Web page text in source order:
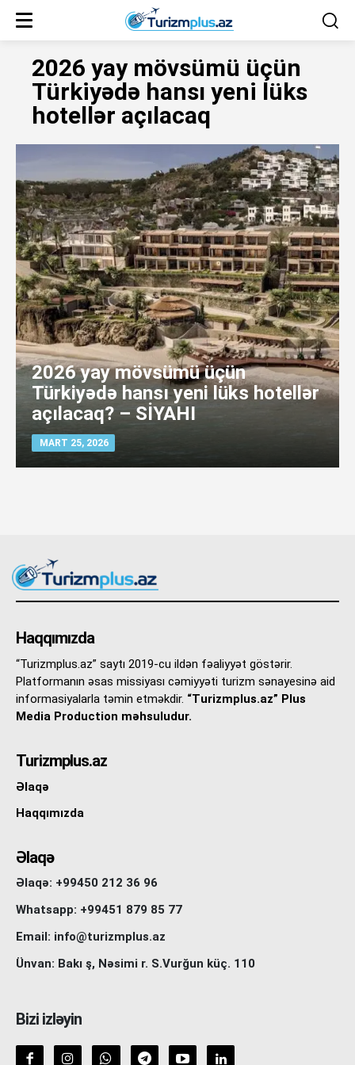
2026 yay mövsümü üçün
Türkiyədə hansı yeni lüks
hotellər açılacaq
2026 yay mövsümü üçün
Türkiyədə hansı yeni lüks hotellər
açılacaq? – SİYAHI
MART 25, 2026
Haqqımızda
“Turizmplus.az” saytı 2019-cu ildən fəaliyyət göstərir.
Platformanın əsas missiyası cəmiyyəti turizm sənayesinə aid
informasiyalarla təmin etməkdir. “Turizmplus.az” Plus
Media Production məhsuludur.
Turizmplus.az
Əlaqə
Haqqımızda
Əlaqə
Əlaqə: +99450 212 36 96
Whatsapp: +99451 879 85 77
Email: info@turizmplus.az
Ünvan: Bakı ş, Nəsimi r. S.Vurğun küç. 110
Bizi izləyin